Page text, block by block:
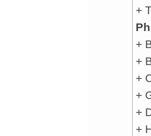
+
+
+
+
+
+
+